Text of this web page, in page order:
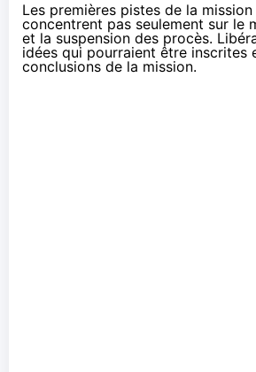
Les premières pistes de la
concentrent pas seulement sur le
et la suspension des procès.
idées qui pourraient être inscrites
conclusions de la mission.